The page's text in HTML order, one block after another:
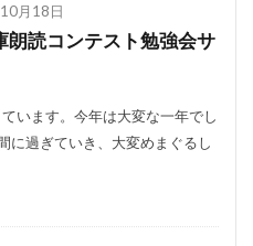
月18日
読コンテスト勉強会サ
います。今年は大変な一年でし
に過ぎていき、大変めまぐるし